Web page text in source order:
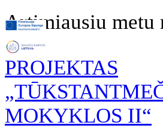
Artimiausiu metu
PROJEKTAS
MOKYKLOS II“